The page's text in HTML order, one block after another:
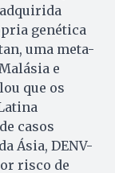
genética
uma meta-
e
que os
casos
Ásia, DENV-
risco de